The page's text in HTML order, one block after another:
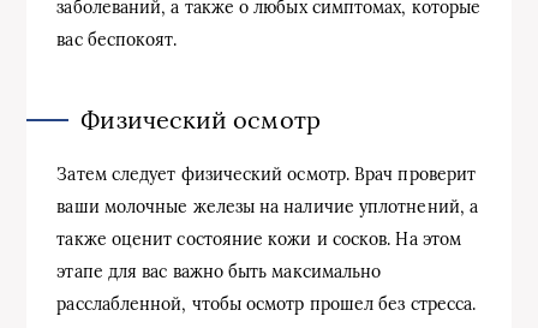
заболеваний, а также о любых симптомах, которые
вас беспокоят.
Физический осмотр
Затем следует физический осмотр. Врач проверит
ваши молочные железы на наличие уплотнений, а
также оценит состояние кожи и сосков. На этом
этапе для вас важно быть максимально
расслабленной, чтобы осмотр прошел без стресса.